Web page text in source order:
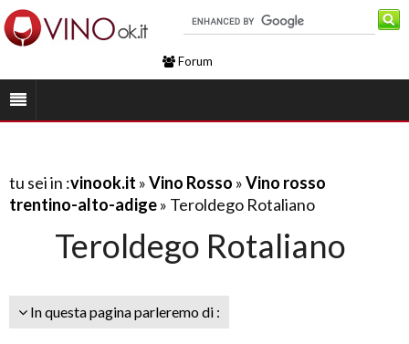
Forum
tu sei in :vinook.it »Vino Rosso »Vino rosso
trentino-alto-adige» Teroldego Rotaliano
Teroldego Rotaliano
In questa pagina parleremo di :